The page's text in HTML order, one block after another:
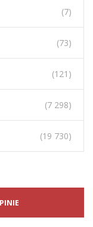
(7)
(73)
(121)
(7 298)
(19 730)